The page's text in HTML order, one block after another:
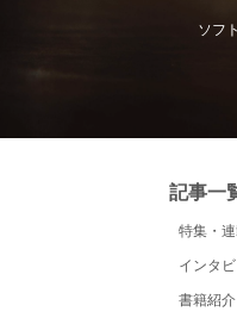
ソフ
記事一
特集・
インタ
書籍紹介